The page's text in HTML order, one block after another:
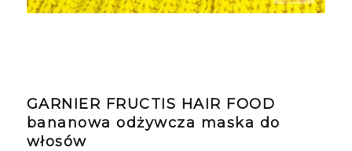
GARNIER FRUCTIS HAIR FOOD
bananowa odżywcza maska do
włosów